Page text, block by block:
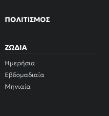
ΠΟΛΙΤΙΣΜΌΣ
ΖΏΔΙΑ
Ημερήσια
Εβδομαδιαία
Μηνιαία